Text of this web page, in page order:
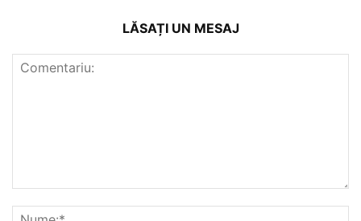
LĂSAȚI UN MESAJ